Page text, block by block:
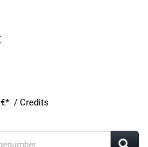
0 Item (s) - 0.00 €* / Credits